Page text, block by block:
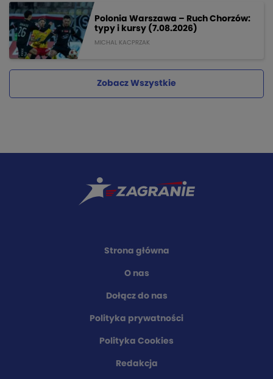
Polonia Warszawa – Ruch Chorzów:
typy i kursy (7.08.2026)
MICHAL KACPRZAK
Zobacz Wszystkie
Strona główna
O nas
Dołącz do nas
Polityka prywatności
Polityka Cookies
Redakcja